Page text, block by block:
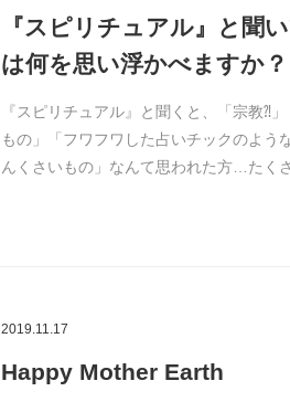
『スピリチュアル』と聞
は何を思い浮かべますか？
『スピリチュアル』と聞くと、「宗教⁈
もの」「フワフワした占いチックのよう
んくさいもの」なんて思われた方…たく
2019.11.17
Happy Mother Earth